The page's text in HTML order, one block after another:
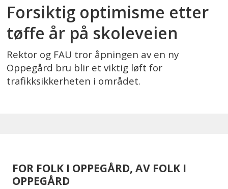
Forsiktig optimisme etter
tøffe år på skoleveien
Rektor og FAU tror åpningen av en ny
Oppegård bru blir et viktig løft for
trafikksikkerheten i området.
FOR FOLK I OPPEGÅRD, AV FOLK I
OPPEGÅRD